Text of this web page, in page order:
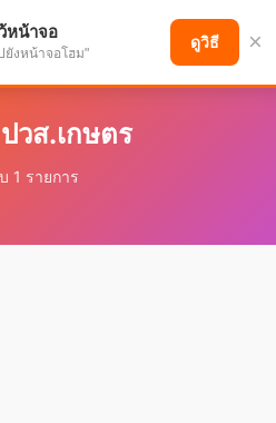
คตที่ก้าวหน้า
วส.เกษตร
1 รายการ
หน้าจอ
ยังหน้าจอโฮม"
ดูวิธี ×